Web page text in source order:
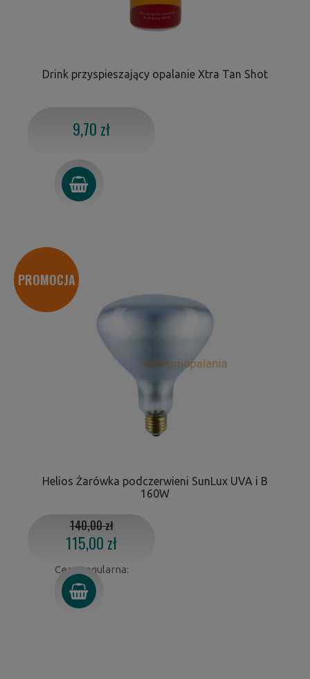
Drink przyspieszający opalanie Xtra Tan Shot
9,70 zł
Helios Żarówka podczerwieni SunLux UVA i B
160W
115,00 zł
Cena regularna:
140,00 zł
PROMOCJA